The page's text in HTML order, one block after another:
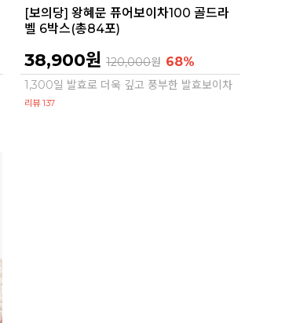
[보의당] 왕혜문 퓨어보이차100 골드라
벨 6박스(총84포)
38,900원 120,000원 68%
1,300일 발효로 더욱 깊고 풍부한 발효보이차
리뷰 137